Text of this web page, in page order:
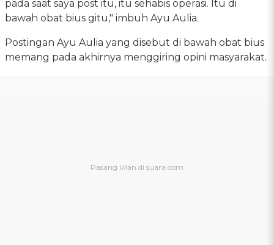
pada saat saya post itu, itu sehabis operasi. Itu di
bawah obat bius gitu," imbuh Ayu Aulia.
Postingan Ayu Aulia yang disebut di bawah obat bius
memang pada akhirnya menggiring opini masyarakat.